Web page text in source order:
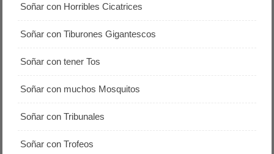
Soñar con Horribles Cicatrices
Soñar con Tiburones Gigantescos
Soñar con tener Tos
Soñar con muchos Mosquitos
Soñar con Tribunales
Soñar con Trofeos